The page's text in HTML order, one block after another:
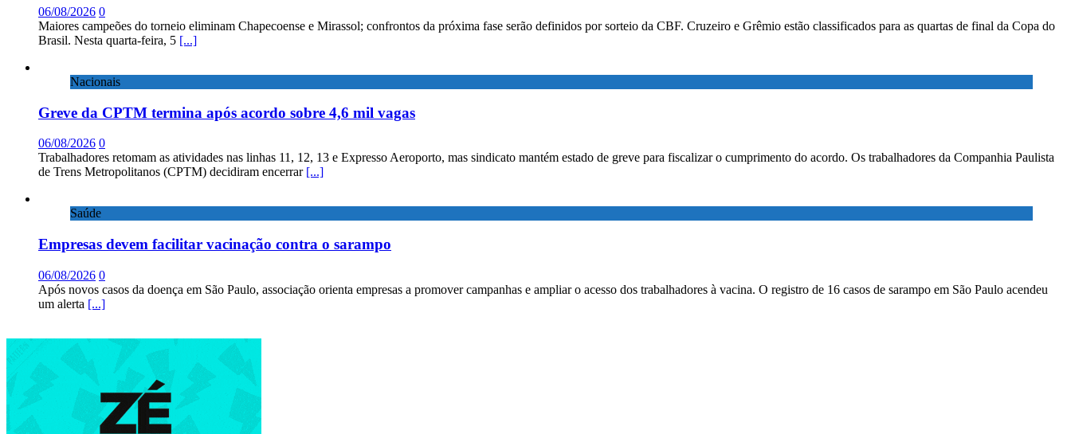
06/08/2026 0
Maiores campeões do torneio eliminam Chapecoense e Mirassol; confrontos da próxima fase serão definidos por sorteio da CBF. Cruzeiro e Grêmio estão classificados para as quartas de final da Copa do
Brasil. Nesta quarta-feira, 5 [...]
Nacionais
Greve da CPTM termina após acordo sobre 4,6 mil vagas
06/08/2026 0
Trabalhadores retomam as atividades nas linhas 11, 12, 13 e Expresso Aeroporto, mas sindicato mantém estado de greve para fiscalizar o cumprimento do acordo. Os trabalhadores da Companhia Paulista
de Trens Metropolitanos (CPTM) decidiram encerrar [...]
Saúde
Empresas devem facilitar vacinação contra o sarampo
06/08/2026 0
Após novos casos da doença em São Paulo, associação orienta empresas a promover campanhas e ampliar o acesso dos trabalhadores à vacina. O registro de 16 casos de sarampo em São Paulo acendeu
um alerta [...]